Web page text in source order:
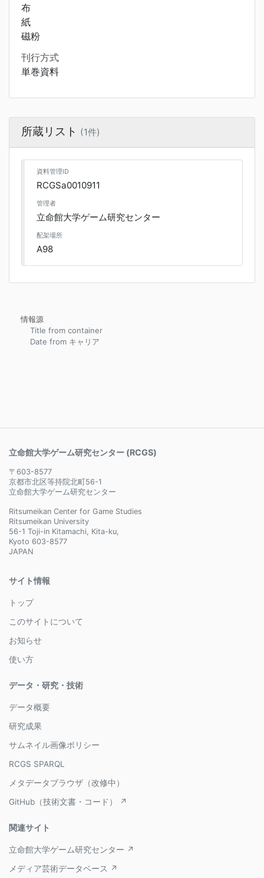
布
紙
磁粉
刊行方式
単巻資料
所蔵リスト (1件)
資料管理ID
RCGSa0010911
管理者
立命館大学ゲーム研究センター
配架場所
A98
情報源
Title from container
Date from キャリア
立命館大学ゲーム研究センター (RCGS)
〒603-8577
京都市北区等持院北町56-1
立命館大学ゲーム研究センター
Ritsumeikan Center for Game Studies
Ritsumeikan University
56-1 Toji-in Kitamachi, Kita-ku,
Kyoto 603-8577
JAPAN
サイト情報
トップ
このサイトについて
お知らせ
使い方
データ・研究・技術
データ概要
研究成果
サムネイル画像ポリシー
RCGS SPARQL
メタデータブラウザ（改修中）
GitHub（技術文書・コード） ↗
関連サイト
立命館大学ゲーム研究センター ↗
メディア芸術データベース ↗